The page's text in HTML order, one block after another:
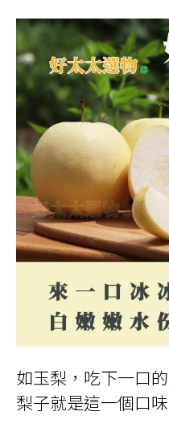
如玉梨，吃下一口
梨子就是這一個口